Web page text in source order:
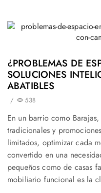
¿PROBLEMAS DE
SOLUCIONES
ABATIBLES
/ 538
En un barrio como
tradicionales y
limitados, optimizar cada
convertido en una
pequeños como de casas
mobiliario funcional es la